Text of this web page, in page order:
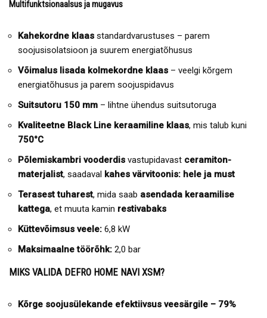
Multifunktsionaalsus ja mugavus
Kahekordne klaas standardvarustuses – parem
soojusisolatsioon ja suurem energiatõhusus
Võimalus lisada kolmekordne klaas – veelgi kõrgem
energiatõhusus ja parem soojuspidavus
Suitsutoru 150 mm – lihtne ühendus suitsutoruga
Kvaliteetne Black Line keraamiline klaas, mis talub kuni
750°C
Põlemiskambri vooderdis vastupidavast ceramiton-
materjalist, saadaval kahes värvitoonis: hele ja must
Terasest tuharest, mida saab asendada keraamilise
kattega, et muuta kamin restivabaks
Küttevõimsus veele: 6,8 kW
Maksimaalne töörõhk: 2,0 bar
MIKS VALIDA DEFRO HOME NAVI XSM?
Kõrge soojusülekande efektiivsus veesärgile – 79%